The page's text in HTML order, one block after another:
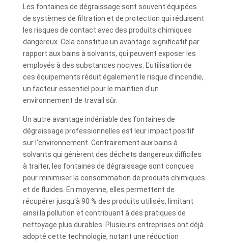
Les fontaines de dégraissage sont souvent équipées
de systèmes de filtration et de protection qui réduisent
les risques de contact avec des produits chimiques
dangereux. Cela constitue un avantage significatif par
rapport aux bains à solvants, qui peuvent exposer les
employés à des substances nocives. L'utilisation de
ces équipements réduit également le risque d'incendie,
un facteur essentiel pour le maintien d'un
environnement de travail sûr.
Un autre avantage indéniable des fontaines de
dégraissage professionnelles est leur impact positif
sur l'environnement. Contrairement aux bains à
solvants qui génèrent des déchets dangereux difficiles
à traiter, les fontaines de dégraissage sont conçues
pour minimiser la consommation de produits chimiques
et de fluides. En moyenne, elles permettent de
récupérer jusqu'à 90 % des produits utilisés, limitant
ainsi la pollution et contribuant à des pratiques de
nettoyage plus durables. Plusieurs entreprises ont déjà
adopté cette technologie, notant une réduction